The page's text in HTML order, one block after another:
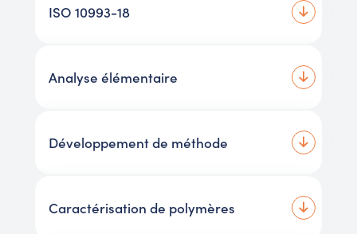
ISO 10993-18
Analyse élémentaire
Développement de méthode
Caractérisation de polymères